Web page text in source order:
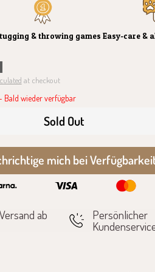
& throwing games Easy-care &
at checkout
Bald wieder verfügbar
Sold Out
mich bei
ab Persönlicher